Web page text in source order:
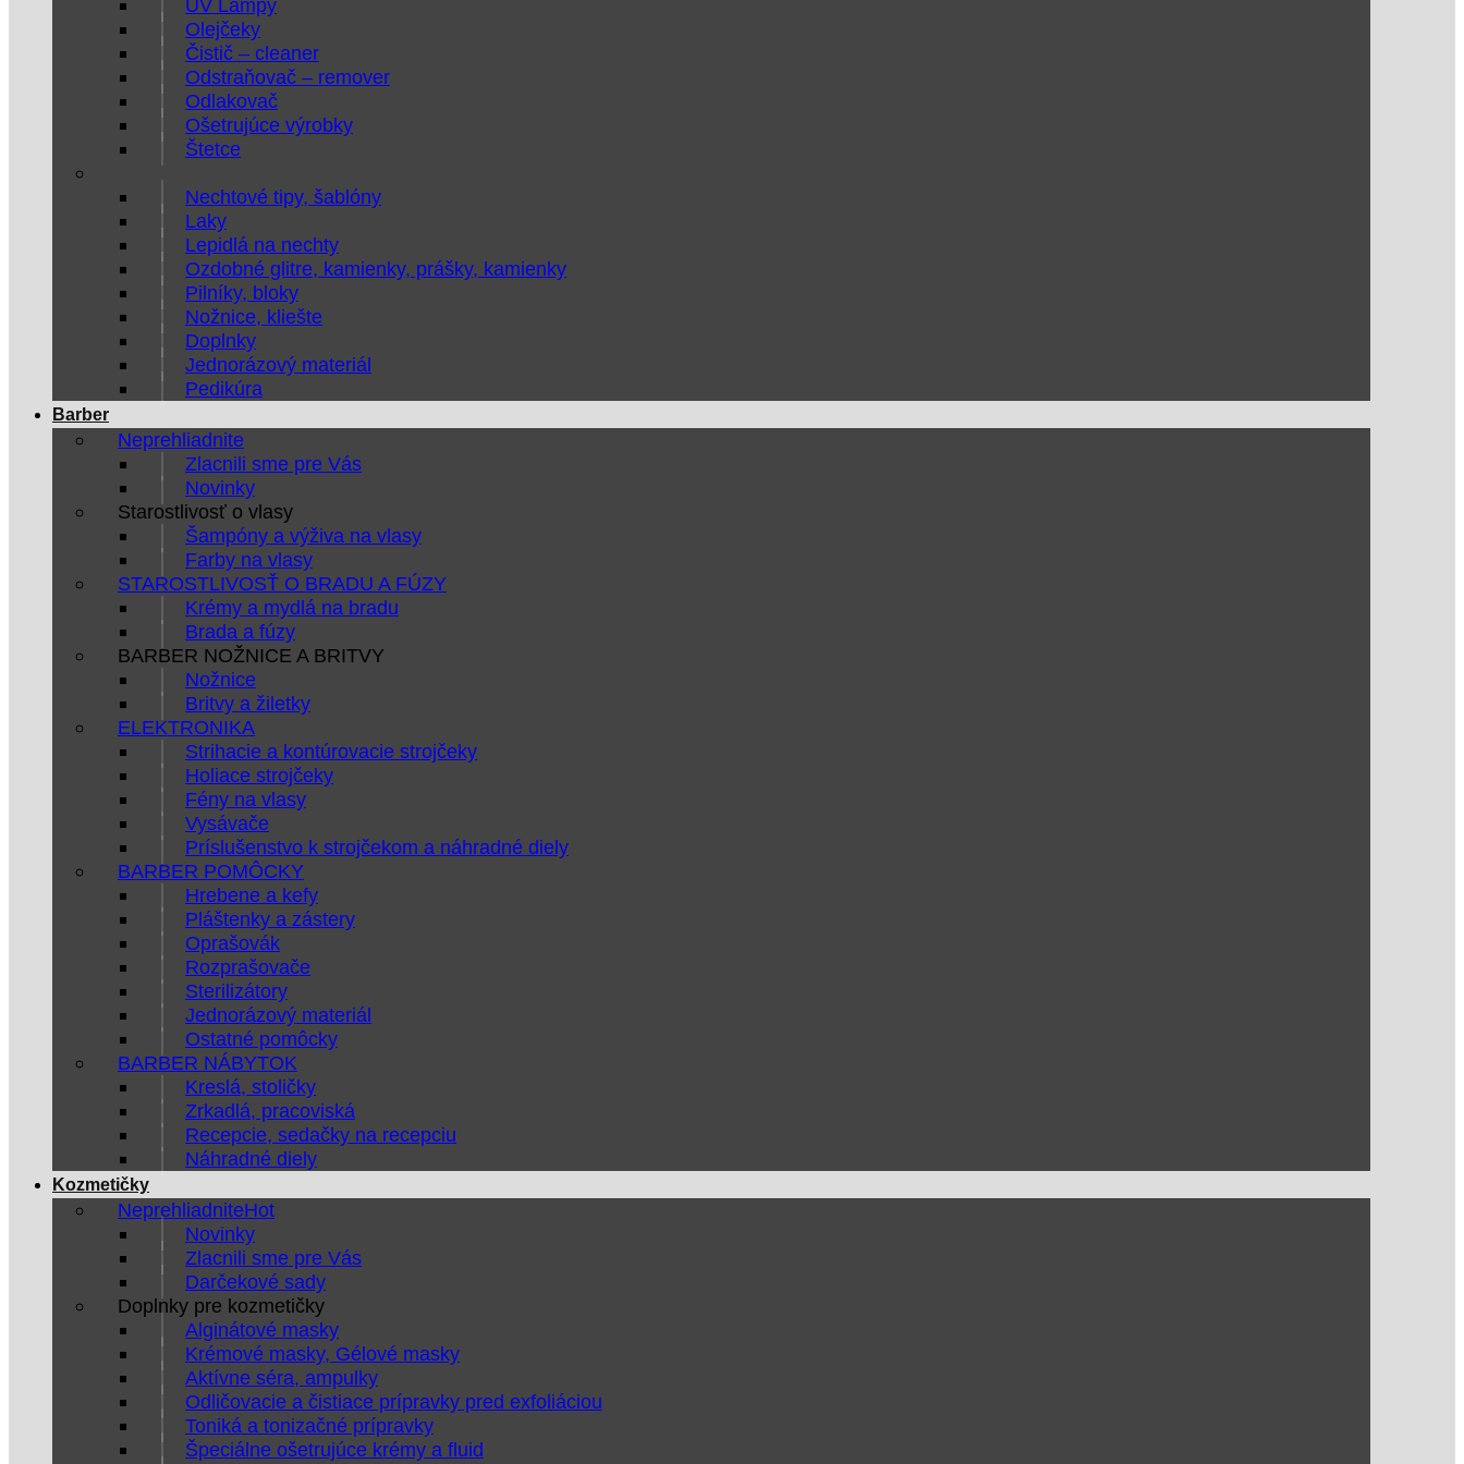
UV Lampy
Olejčeky
Čistič – cleaner
Odstraňovač – remover
Odlakovač
Ošetrujúce výrobky
Štetce
Nechtové tipy, šablóny
Laky
Lepidlá na nechty
Ozdobné glitre, kamienky, prášky, kamienky
Pilníky, bloky
Nožnice, kliešte
Doplnky
Jednorázový materiál
Pedikúra
Barber
Neprehliadnite
Zlacnili sme pre Vás
Novinky
Starostlivosť o vlasy
Šampóny a výživa na vlasy
Farby na vlasy
STAROSTLIVOSŤ O BRADU A FÚZY
Krémy a mydlá na bradu
Brada a fúzy
BARBER NOŽNICE A BRITVY
Nožnice
Britvy a žiletky
ELEKTRONIKA
Strihacie a kontúrovacie strojčeky
Holiace strojčeky
Fény na vlasy
Vysávače
Príslušenstvo k strojčekom a náhradné diely
BARBER POMÔCKY
Hrebene a kefy
Pláštenky a zástery
Oprašovák
Rozprašovače
Sterilizátory
Jednorázový materiál
Ostatné pomôcky
BARBER NÁBYTOK
Kreslá, stoličky
Zrkadlá, pracoviská
Recepcie, sedačky na recepciu
Náhradné diely
Kozmetičky
Neprehliadnite
Novinky
Zlacnili sme pre Vás
Darčekové sady
Doplnky pre kozmetičky
Alginátové masky
Krémové masky, Gélové masky
Aktívne séra, ampulky
Odličovacie a čistiace prípravky pred exfoliáciou
Toniká a tonizačné prípravky
Špeciálne ošetrujúce krémy a fluid